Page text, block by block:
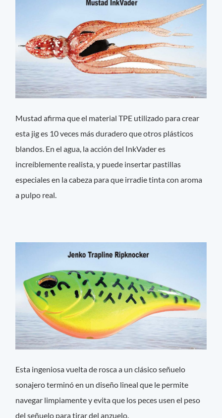
Mustad afirma que el material TPE utilizado para crear
esta jig es 10 veces más duradero que otros plásticos
blandos. En el agua, la acción del InkVader es
increíblemente realista, y puede insertar pastillas
especiales en la cabeza para que irradie tinta con aroma
a pulpo real.
Esta ingeniosa vuelta de rosca a un clásico señuelo
sonajero terminó en un diseño lineal que le permite
navegar limpiamente y evita que los peces usen el peso
del señuelo para tirar del anzuelo.